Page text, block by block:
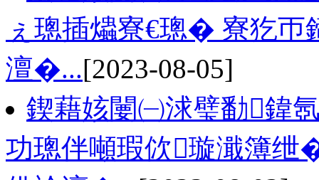
ぇ璁插爞寮€璁� 寮犵帀
澶�...[2023-08-05]
鍥藉姟闄㈠浗璧勫鍏
功璁伴噸瑕佽璇濈簿